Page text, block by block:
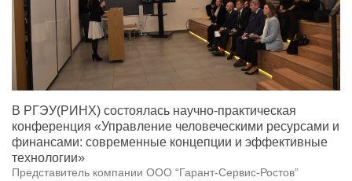
В РГЭУ(РИНХ) состоялась научно-практическая
конференция «Управление человеческими ресурсами и
финансами: современные концепции и эффективные
технологии»
Представитель компании ООО “Гарант-Сервис-Ростов”